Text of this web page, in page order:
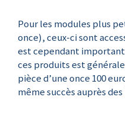
Pour les modules plus
once), ceux-ci sont
est cependant
ces produits est
pièce d’une once 100
même succès auprès